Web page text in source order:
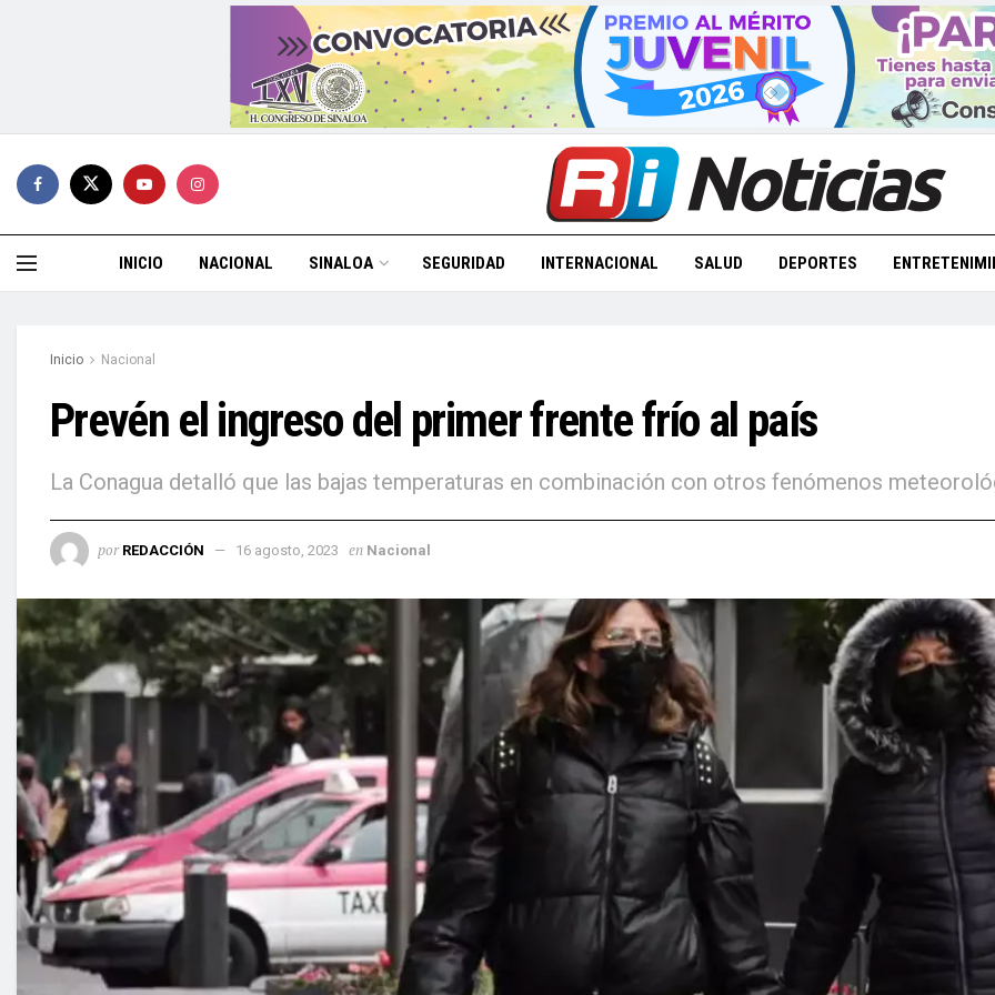
INICIO NACIONAL SINALOA SEGURIDAD INTERNACIONAL SALUD DEPORTES
Inicio Nacional
Prevén el ingreso del primer frente frío al país
La Conagua detalló que las bajas temperaturas en combinación con otros fenómenos
por REDACCIÓN 16 agosto, 2023 en Nacional